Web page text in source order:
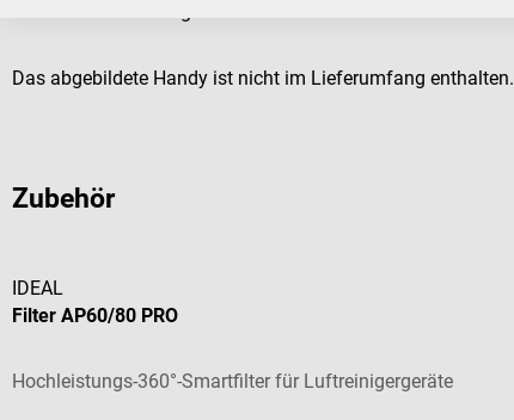
Das abgebildete Handy ist nicht im Lieferumfang enthalten.
Zubehör
IDEAL
Filter AP60/80 PRO
Hochleistungs-360°-Smartfilter für Luftreinigergeräte